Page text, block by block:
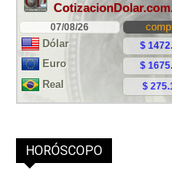
HORÓSCOPO